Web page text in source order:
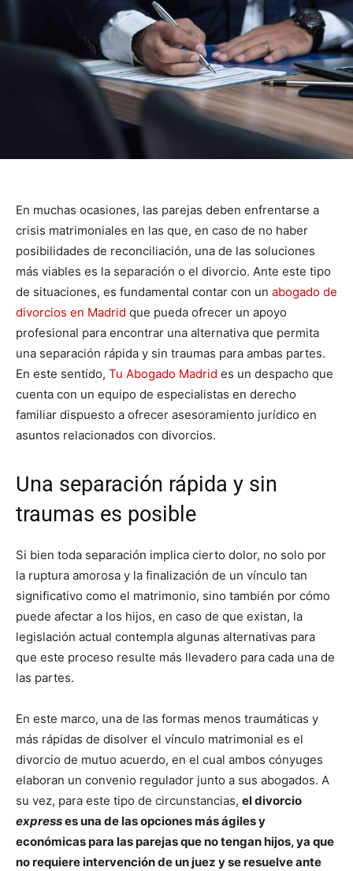
En muchas ocasiones, las parejas deben enfrentarse a
crisis matrimoniales en las que, en caso de no haber
posibilidades de reconciliación, una de las soluciones
más viables es la separación o el divorcio. Ante este tipo
de situaciones, es fundamental contar con un abogado de
divorcios en Madrid que pueda ofrecer un apoyo
profesional para encontrar una alternativa que permita
una separación rápida y sin traumas para ambas partes.
En este sentido, Tu Abogado Madrid es un despacho que
cuenta con un equipo de especialistas en derecho
familiar dispuesto a ofrecer asesoramiento jurídico en
asuntos relacionados con divorcios.
Una separación rápida y sin
traumas es posible
Si bien toda separación implica cierto dolor, no solo por
la ruptura amorosa y la finalización de un vínculo tan
significativo como el matrimonio, sino también por cómo
puede afectar a los hijos, en caso de que existan, la
legislación actual contempla algunas alternativas para
que este proceso resulte más llevadero para cada una de
las partes.
En este marco, una de las formas menos traumáticas y
más rápidas de disolver el vínculo matrimonial es el
divorcio de mutuo acuerdo, en el cual ambos cónyuges
elaboran un convenio regulador junto a sus abogados. A
su vez, para este tipo de circunstancias, el divorcio
expresses una de las opciones más ágiles y
económicas para las parejas que no tengan hijos, ya que
no requiere intervención de un juez y se resuelve ante